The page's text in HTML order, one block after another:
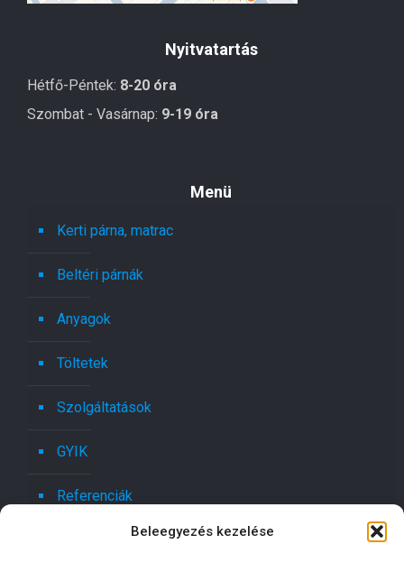
Beleegyezés kezelése
Nyitvatartás
Hétfő-Péntek: 8-20 óra
Szombat - Vasárnap: 9-19 óra
Menü
Kerti párna, matrac
Beltéri párnák
Anyagok
Töltetek
Szolgáltatások
GYIK
Referenciák